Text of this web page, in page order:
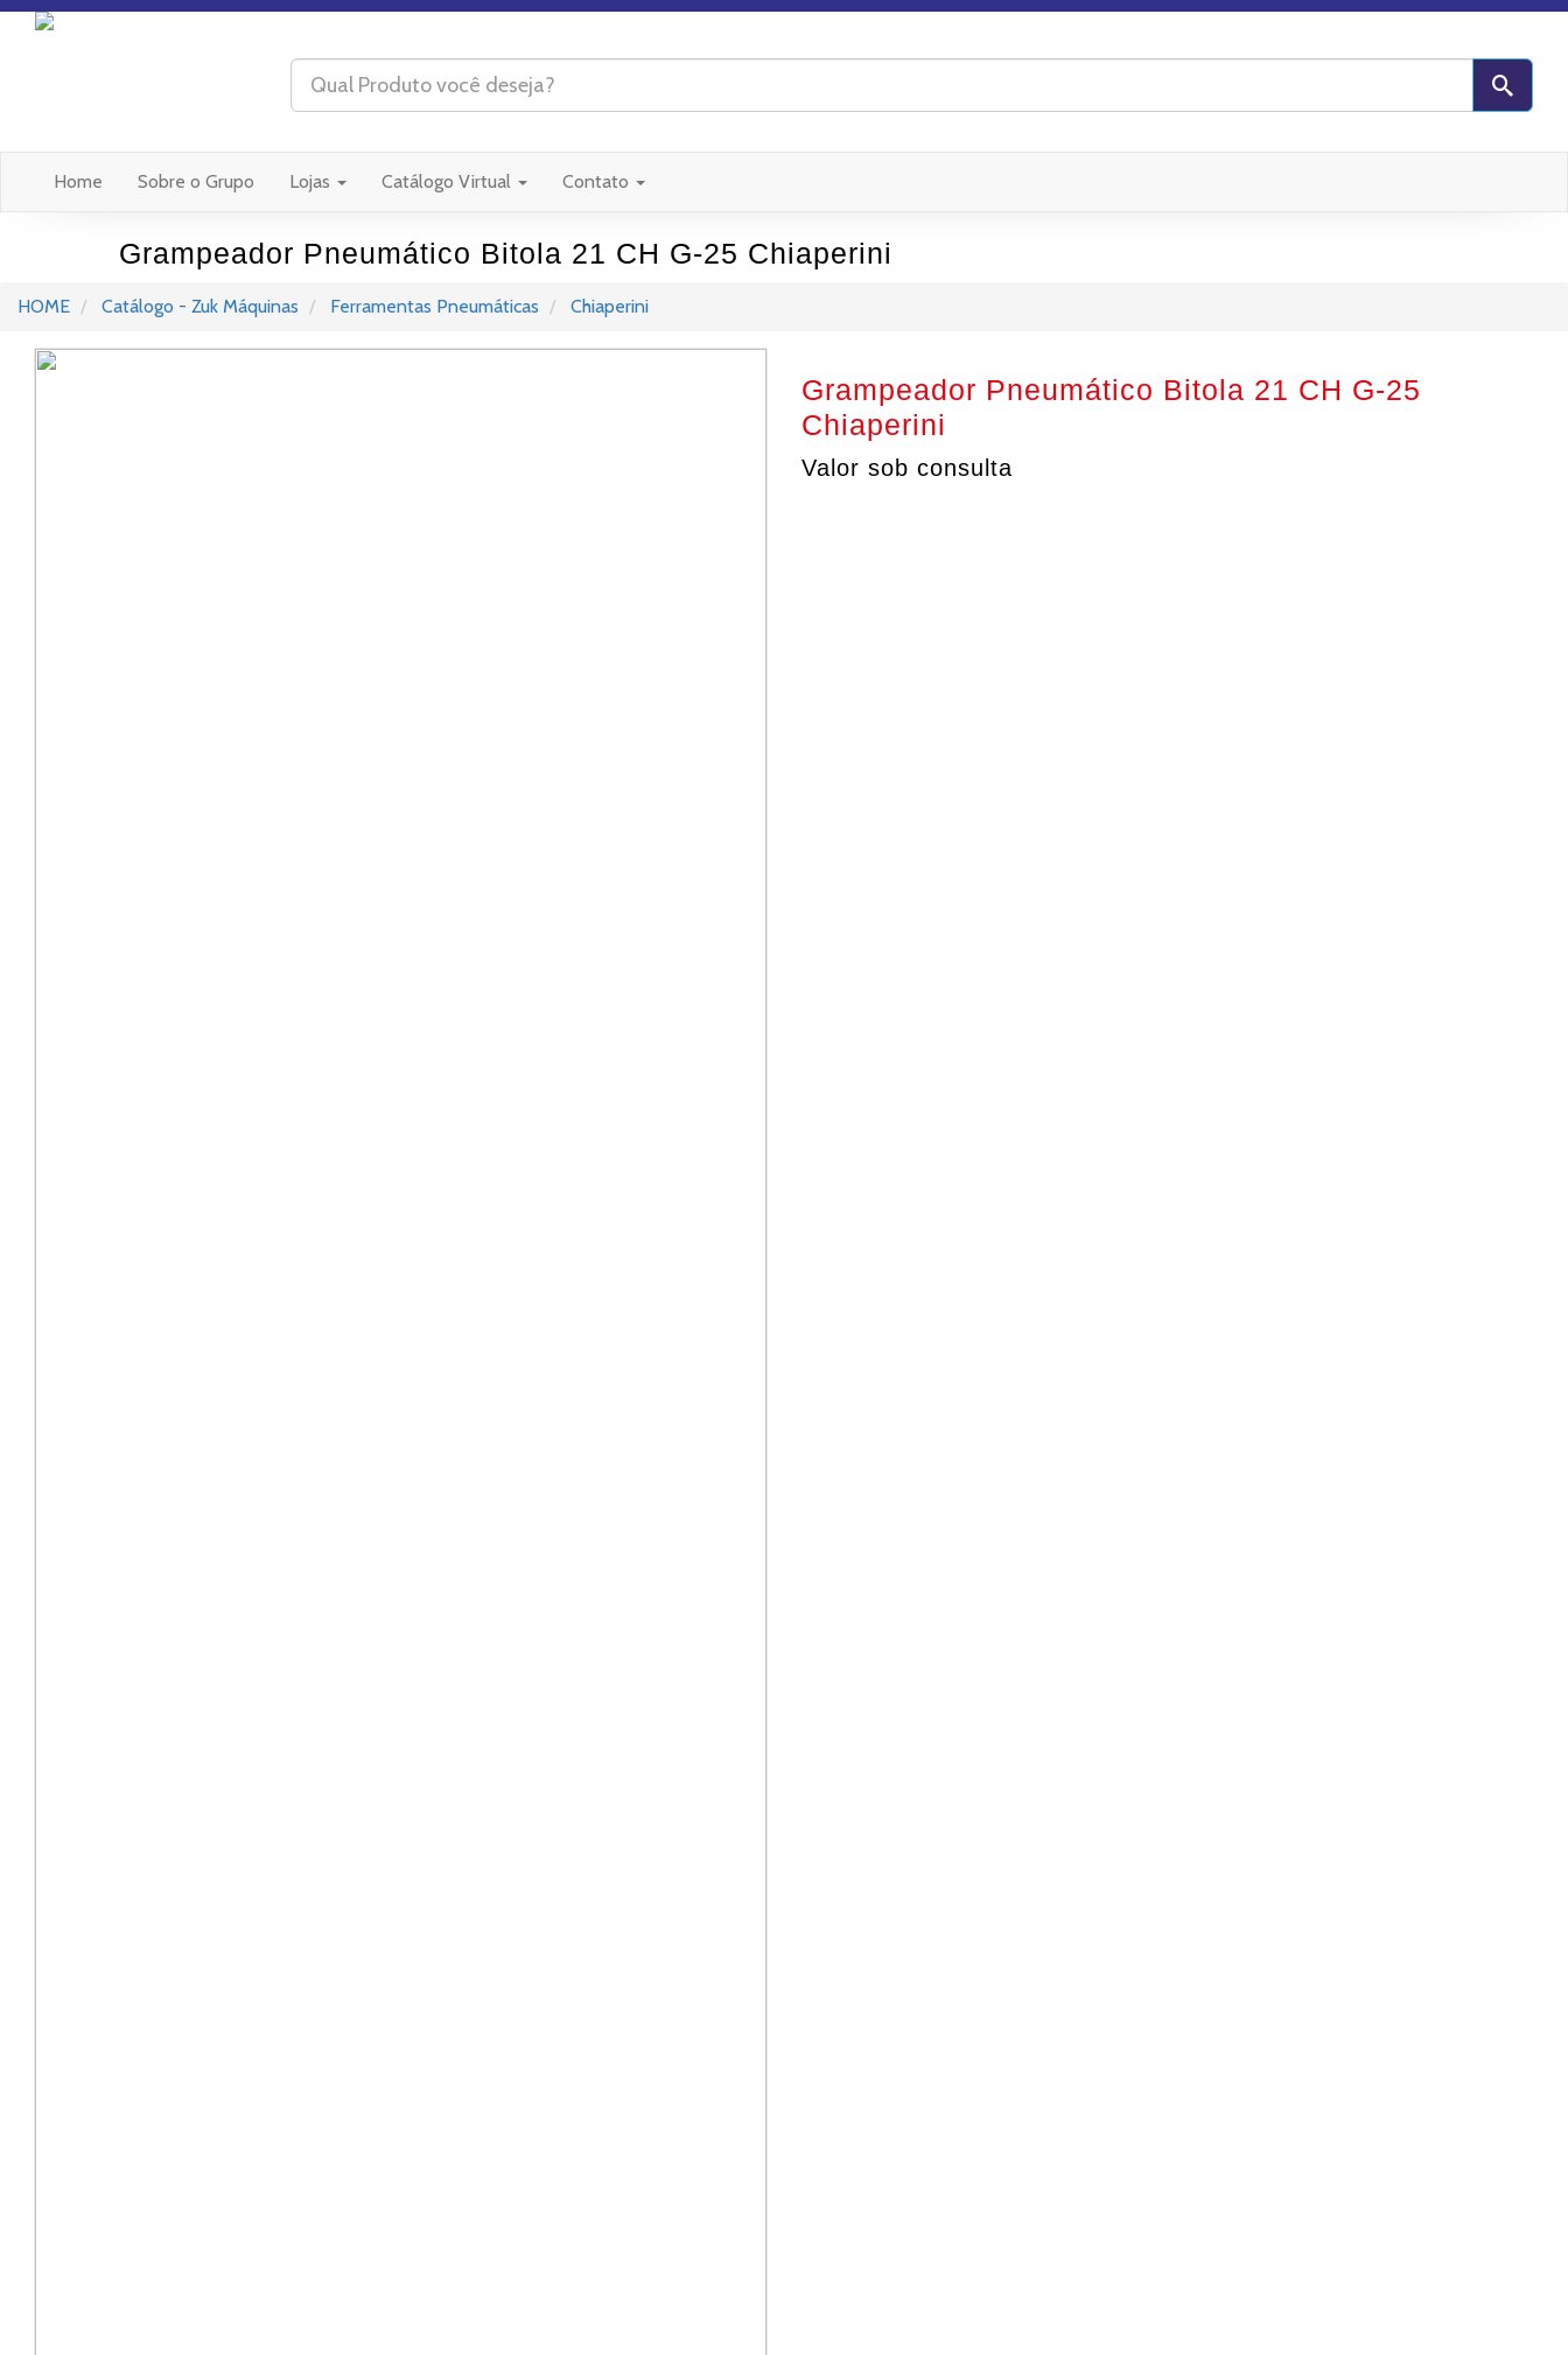
Home (current)
Sobre o Grupo Lojas Catálogo Virtual Contato
Grampeador Pneumático Bitola 21 CH G-25 Chiaperini
HOME Catálogo - Zuk Máquinas Ferramentas Pneumáticas Chiaperini
Grampeador Pneumático Bitola 21 CH G-25
Chiaperini
Valor sob consulta